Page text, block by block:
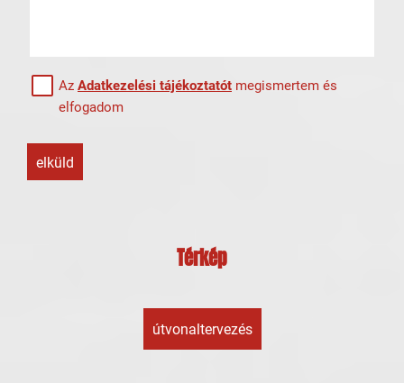
Az Adatkezelési tájékoztatót megismertem és
elfogadom
elküld
Térkép
útvonaltervezés